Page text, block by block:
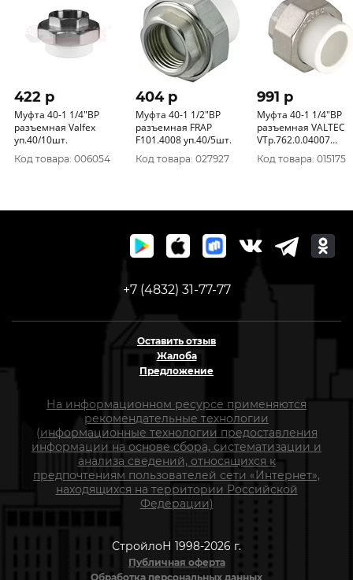
422 p
Муфта 40-1 1/4"ВР
разъемная Valfex
уп.40/10шт.
Код товара: 006054
404 p
Муфта 40-1 1/2"ВР
разъемная FRAP
F101.4008 уп.40/5шт.
Код товара: 027927
991 p
Муфта 40-1 1/4"ВР
разъемная VALTEC
VTp.762.0.04007
уп.40/5шт.
Код товара: 015175
+7 (4832) 31-77-77
Оставить отзыв
Жалоба
Предложение
На информационном ресурсе применяются
рекомендательные технологии
(информационные технологии предоставления
информации на основе сбора, систематизации и
анализа сведений, относящихся к
предпочтениям пользователей сети «Интернет»,
находящихся на территории Российской
Федерации)
СтройлоН 1998-2026 г.
Публичная оферта
Обработка персональных данных